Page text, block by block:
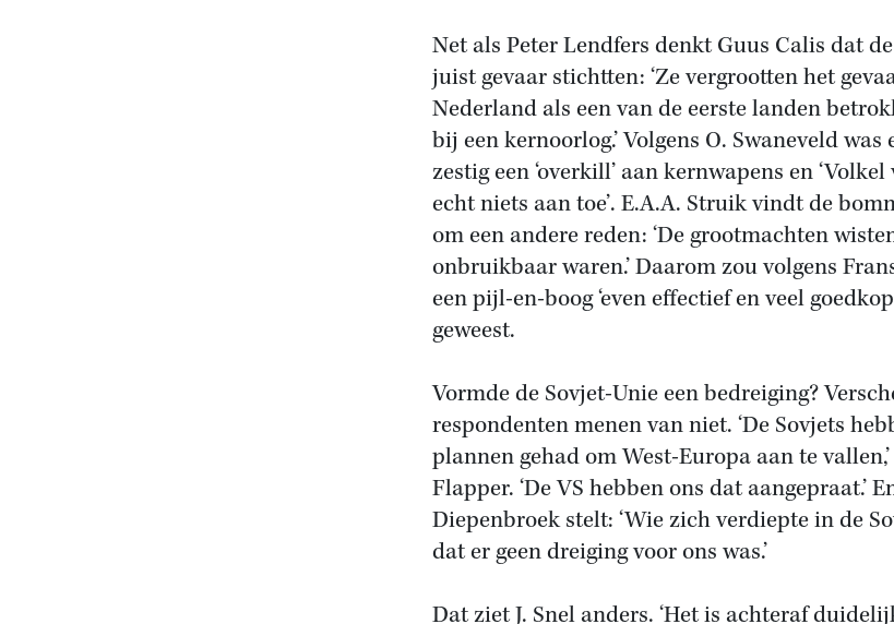
Net als Peter Lendfers denkt Guus Calis dat
juist gevaar stichtten: ‘Ze vergrootten het
Nederland als een van de eerste landen
bij een kernoorlog.’ Volgens O. Swaneveld
zestig een ‘overkill’ aan kernwapens en
echt niets aan toe’. E.A.A. Struik vindt de
om een andere reden: ‘De grootmachten
onbruikbaar waren.’ Daarom zou volgens
een pijl-en-boog ‘even effectief en veel
geweest.
Vormde de Sovjet-Unie een bedreiging?
respondenten menen van niet. ‘De Sovjets
plannen gehad om West-Europa aan te
Flapper. ‘De VS hebben ons dat aangepraat.’
Diepenbroek stelt: ‘Wie zich verdiepte in de
dat er geen dreiging voor ons was.’
Dat ziet J. Snel anders. ‘Het is achteraf